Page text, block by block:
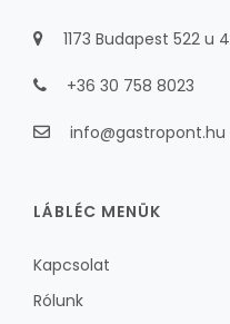
1173 Budapest 522 u 4
+36 30 758 8023
info@gastropont.hu
LÁBLÉC MENÜK
Kapcsolat
Rólunk